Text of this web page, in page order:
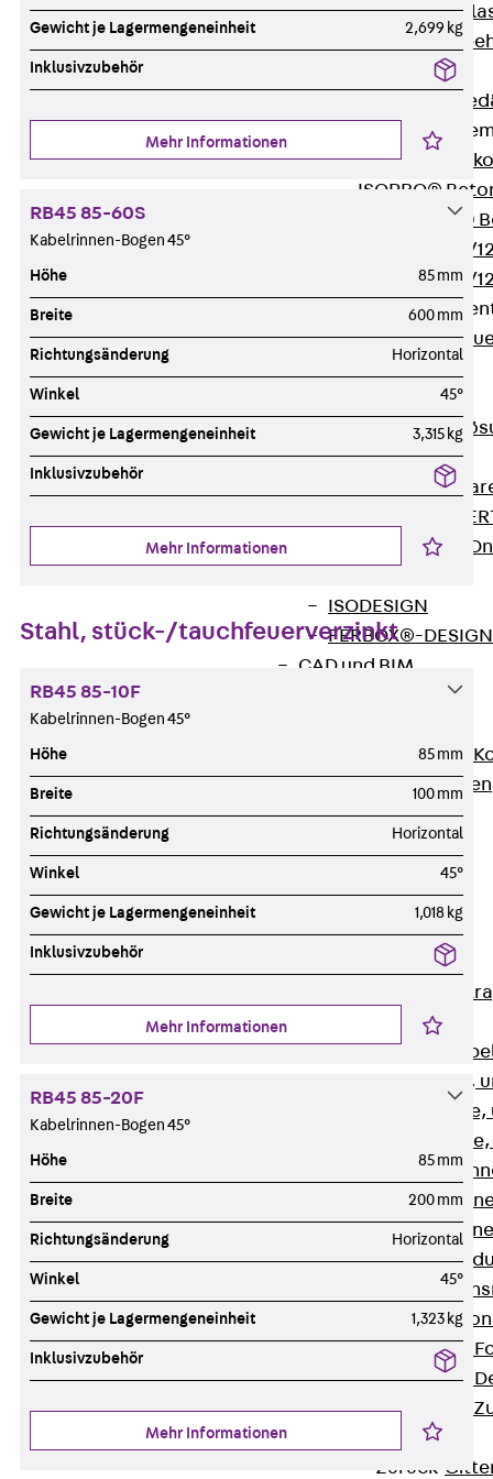
Wärmedämmung
Zurück
ISOPRO®
ISOPRO® 120
ISOPRO® 80/
ISOPRO® 80/
Zurück
Digitale
Software
JORDAHL®
JORDAHL® JVB
ISODESIGN
FERBOX®-
CAD und BIM
Beratung, Planung,
Individuelle Lösungen
Referenzen
Zurück Produkte
Kabeltragsysteme
Kabelrinnen
R Kabelrinne,
RS
RG
RGM
RGS
RGL
RI
RIS
Kabelrinnen-
Kabelrinnen-
Kabelrinnen-
Gitterbahnen
Zurück
Gewicht je Lagermengeneinheit 2,699 kg
Inklusivzubehör
Mehr Informationen
RB45 85-60S
Kabelrinnen-Bogen 45°
Höhe 85 mm
Breite 600 mm
Richtungsänderung Horizontal
Winkel 45°
Gewicht je Lagermengeneinheit 3,315 kg
Inklusivzubehör
Mehr Informationen
Stahl, stück-/tauchfeuerverzinkt
RB45 85-10F
Kabelrinnen-Bogen 45°
Höhe 85 mm
Breite 100 mm
Richtungsänderung Horizontal
Winkel 45°
Gewicht je Lagermengeneinheit 1,018 kg
Inklusivzubehör
Mehr Informationen
RB45 85-20F
Kabelrinnen-Bogen 45°
Höhe 85 mm
Breite 200 mm
Richtungsänderung Horizontal
Winkel 45°
Gewicht je Lagermengeneinheit 1,323 kg
Inklusivzubehör
Mehr Informationen